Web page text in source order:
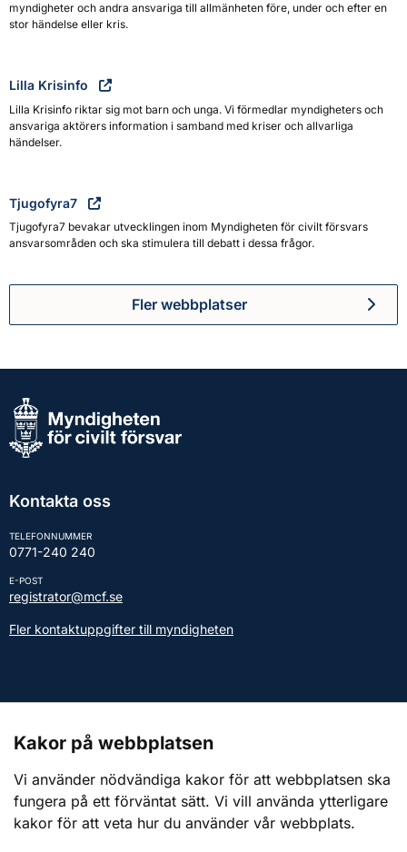
myndigheter och andra ansvariga till allmänheten före, under och efter en
stor händelse eller kris.
Lilla Krisinfo
Lilla Krisinfo riktar sig mot barn och unga. Vi förmedlar myndigheters och
ansvariga aktörers information i samband med kriser och allvarliga
händelser.
Tjugofyra7
Tjugofyra7 bevakar utvecklingen inom Myndigheten för civilt försvars
ansvarsområden och ska stimulera till debatt i dessa frågor.
Fler webbplatser
Kontakta oss
TELEFONNUMMER
0771-240 240
E-POST
registrator@mcf.se
Fler kontaktuppgifter till myndigheten
Webbplatsen
Om webbplatsen
Kakor på webbplatsen
Vi använder nödvändiga kakor för att webbplatsen ska
fungera på ett förväntat sätt. Vi vill använda ytterligare
kakor för att veta hur du använder vår webbplats.